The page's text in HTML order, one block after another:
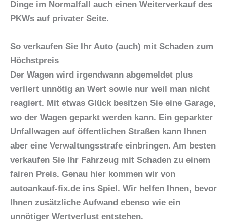
Dinge im Normalfall auch einen Weiterverkauf des
PKWs auf privater Seite.
So verkaufen Sie Ihr Auto (auch) mit Schaden zum
Höchstpreis
Der Wagen wird irgendwann abgemeldet plus
verliert unnötig an Wert sowie nur weil man nicht
reagiert. Mit etwas Glück besitzen Sie eine Garage,
wo der Wagen geparkt werden kann. Ein geparkter
Unfallwagen auf öffentlichen Straßen kann Ihnen
aber eine Verwaltungsstrafe einbringen. Am besten
verkaufen Sie Ihr Fahrzeug mit Schaden zu einem
fairen Preis. Genau hier kommen wir von
autoankauf-fix.de ins Spiel. Wir helfen Ihnen, bevor
Ihnen zusätzliche Aufwand ebenso wie ein
unnötiger Wertverlust entstehen.